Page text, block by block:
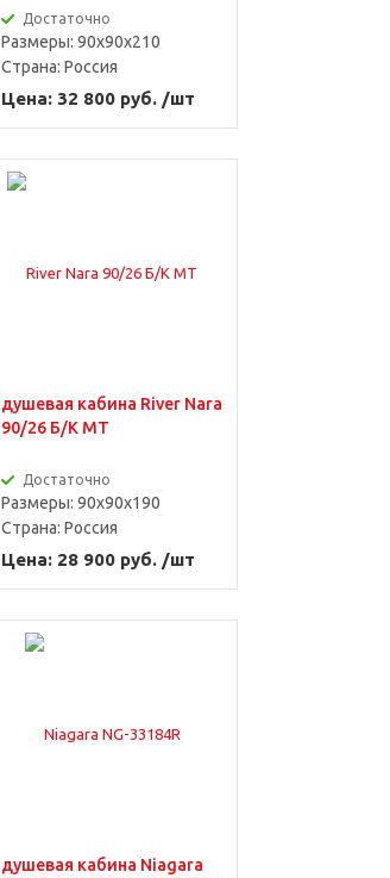
Достаточно
Размеры: 90x90x210
Страна: Россия
Цена: 32 800 руб. /шт
душевая кабина River Nara
90/26 Б/К MT
Достаточно
Размеры: 90x90x190
Страна: Россия
Цена: 28 900 руб. /шт
душевая кабина Niagara